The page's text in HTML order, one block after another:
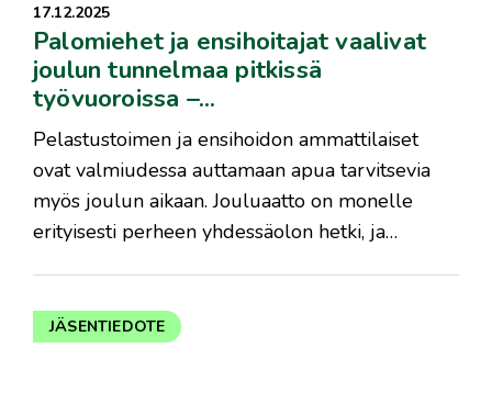
17.12.2025
Palomiehet ja ensihoitajat vaalivat
joulun tunnelmaa pitkissä
työvuoroissa –...
Pelastustoimen ja ensihoidon ammattilaiset
ovat valmiudessa auttamaan apua tarvitsevia
myös joulun aikaan. Jouluaatto on monelle
erityisesti perheen yhdessäolon hetki, ja…
JÄSENTIEDOTE